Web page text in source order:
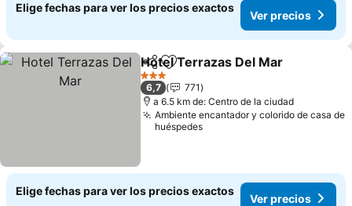
Elige fechas para ver los precios exactos
Ver precios
CompartirAgregar a favoritos
Hotel Terrazas Del Mar
3 Estrellas
6,7
771
a 6.5 km de: Centro de la ciudad
Ambiente encantador y colorido de casa de
huéspedes
Elige fechas para ver los precios exactos
Ver precios